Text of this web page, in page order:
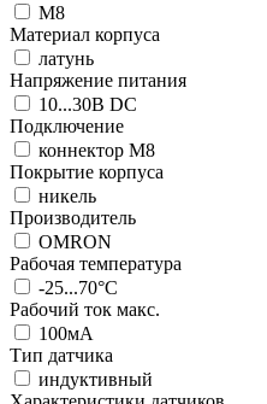
М8
Материал корпуса
латунь
Напряжение питания
10...30В DC
Подключение
коннектор M8
Покрытие корпуса
никель
Производитель
OMRON
Рабочая температура
-25...70°C
Рабочий ток макс.
100мА
Тип датчика
индуктивный